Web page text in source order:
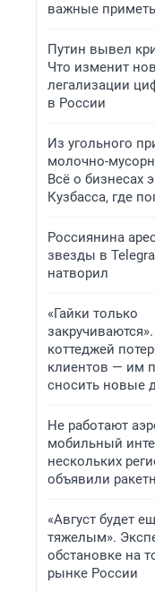
важные
Путин вывел
Что изменит
легализации
в России
Из угольного
молочно-
Всё о бизнесах
Кузбасса, где
Россиянина
звезды в
натворил
«Гайки только
коттеджей
клиентов — им
сносить новые
Не работают
мобильный
нескольких
объявили
«Август будет
тяжелым».
обстановке на
рынке России